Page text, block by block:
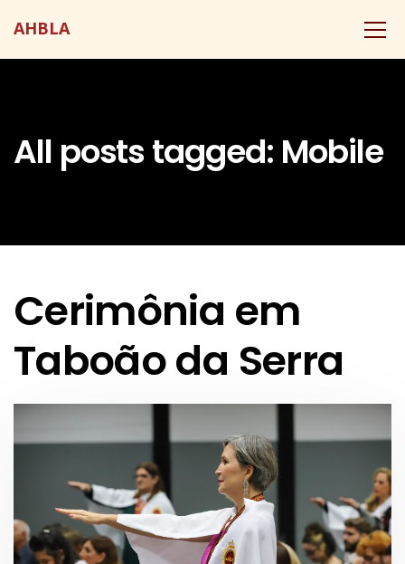
AHBLA
All posts tagged: Mobile
Cerimônia em
Taboão da Serra